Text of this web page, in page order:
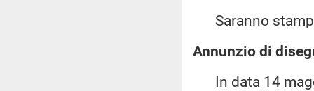
Saranno
Annunzio di
In data 14